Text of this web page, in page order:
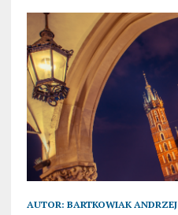
AUTOR: BARTKOWIAK ANDRZEJ